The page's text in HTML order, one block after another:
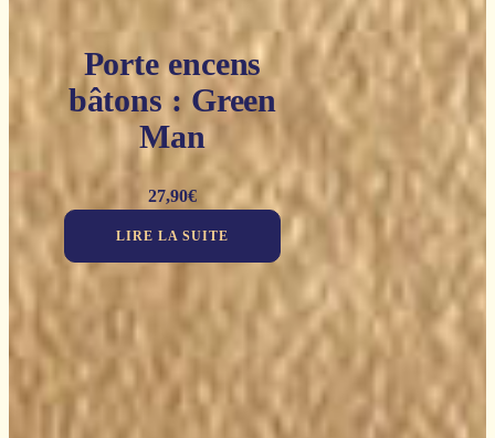
Porte encens
bâtons : Green
Man
27,90€
LIRE LA SUITE